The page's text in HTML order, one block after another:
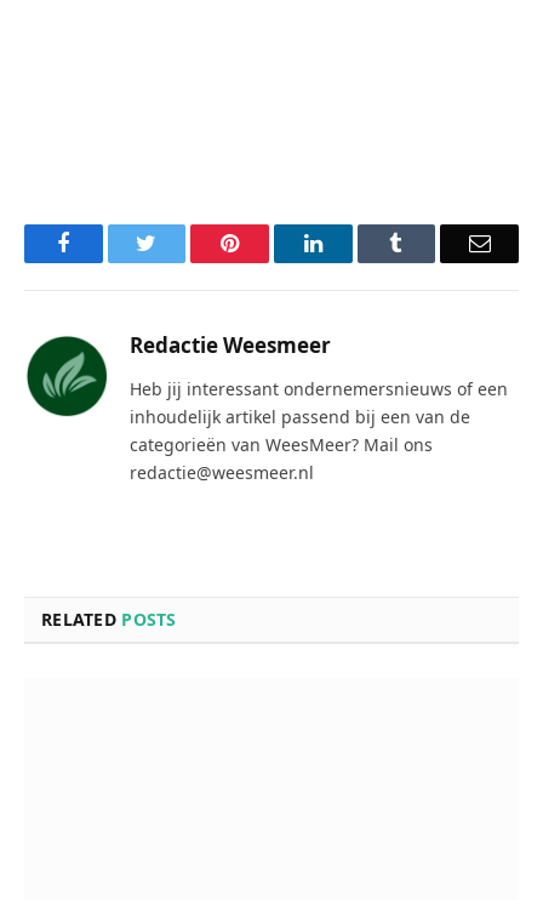
Facebook Pinterest LinkedIn Email
Redactie Weesmeer
Heb jij interessant ondernemersnieuws of een
inhoudelijk artikel passend bij een van de
categorieën van WeesMeer? Mail ons
redactie@weesmeer.nl
RELATED POSTS